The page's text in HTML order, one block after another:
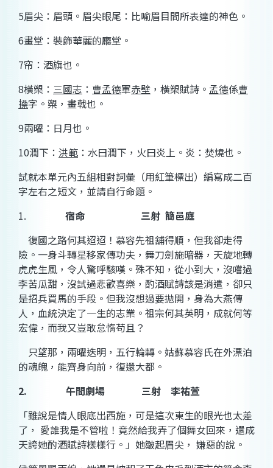
5眉尖：眉頭。眉尖眼尾：比喻眉目間所表達的神色。
6畫堂：裝飾華麗的廳堂。
7帘：酒旗也。
8橫槊： 三國志 ： 曹孟德軍赤壁 ，橫槊賦詩。 孟德係曹
操字。槊，畫戟也。
9兩曜：日月也。
10潤下： 洪範 ：水曰潤下，火曰炎上。炎：焚燒也。
試就本單元內五組相對詞彙（用紅筆標出） 編寫成二百
字左右之短文，並請自行命題。
1.
宿命 三射 簡邑庭
復國之路何其迢迢！慕容先祖舖得順，但我卻走得
險。一身斗轉星移家傳功夫， 舞刀劍施暗器，天旋地轉
虎虎生風，令人驚呼駭嘆。殊不知，從小到大，沒嚐過
李苦瓜甜 ，沒試過悲歡喜樂 ， 酌酒賦詩該是消遣，卻只
是招兵買馬的手段。但我沒想過要拋開，身為大燕傳
人，血統決定了一生的志業。祖宗何其英明，成就何等
宏偉，而我又豈敢怠惰苟且？
只望那， 兩曜迭明， 五行輪轉。姑蘇慕容氏在外漂泊
的魂魄，能齊身向前，復還大都。
2. 午間劇場 三射 李祐萱
「雖說是情人眼底出西施 ，可是這次東生的眼光也太差
了， 愛誰我是不管啦！竟然給我弄了個舞女回來，還成
天誇她酌酒賦詩樣樣行。」她皺起眉尖 ， 嫌惡的說。